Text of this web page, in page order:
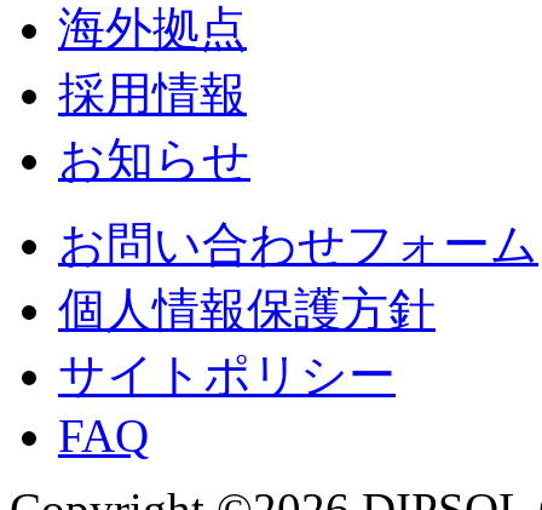
海外拠点
採用情報
お知らせ
お問い合わせフォーム
個人情報保護方針
サイトポリシー
FAQ